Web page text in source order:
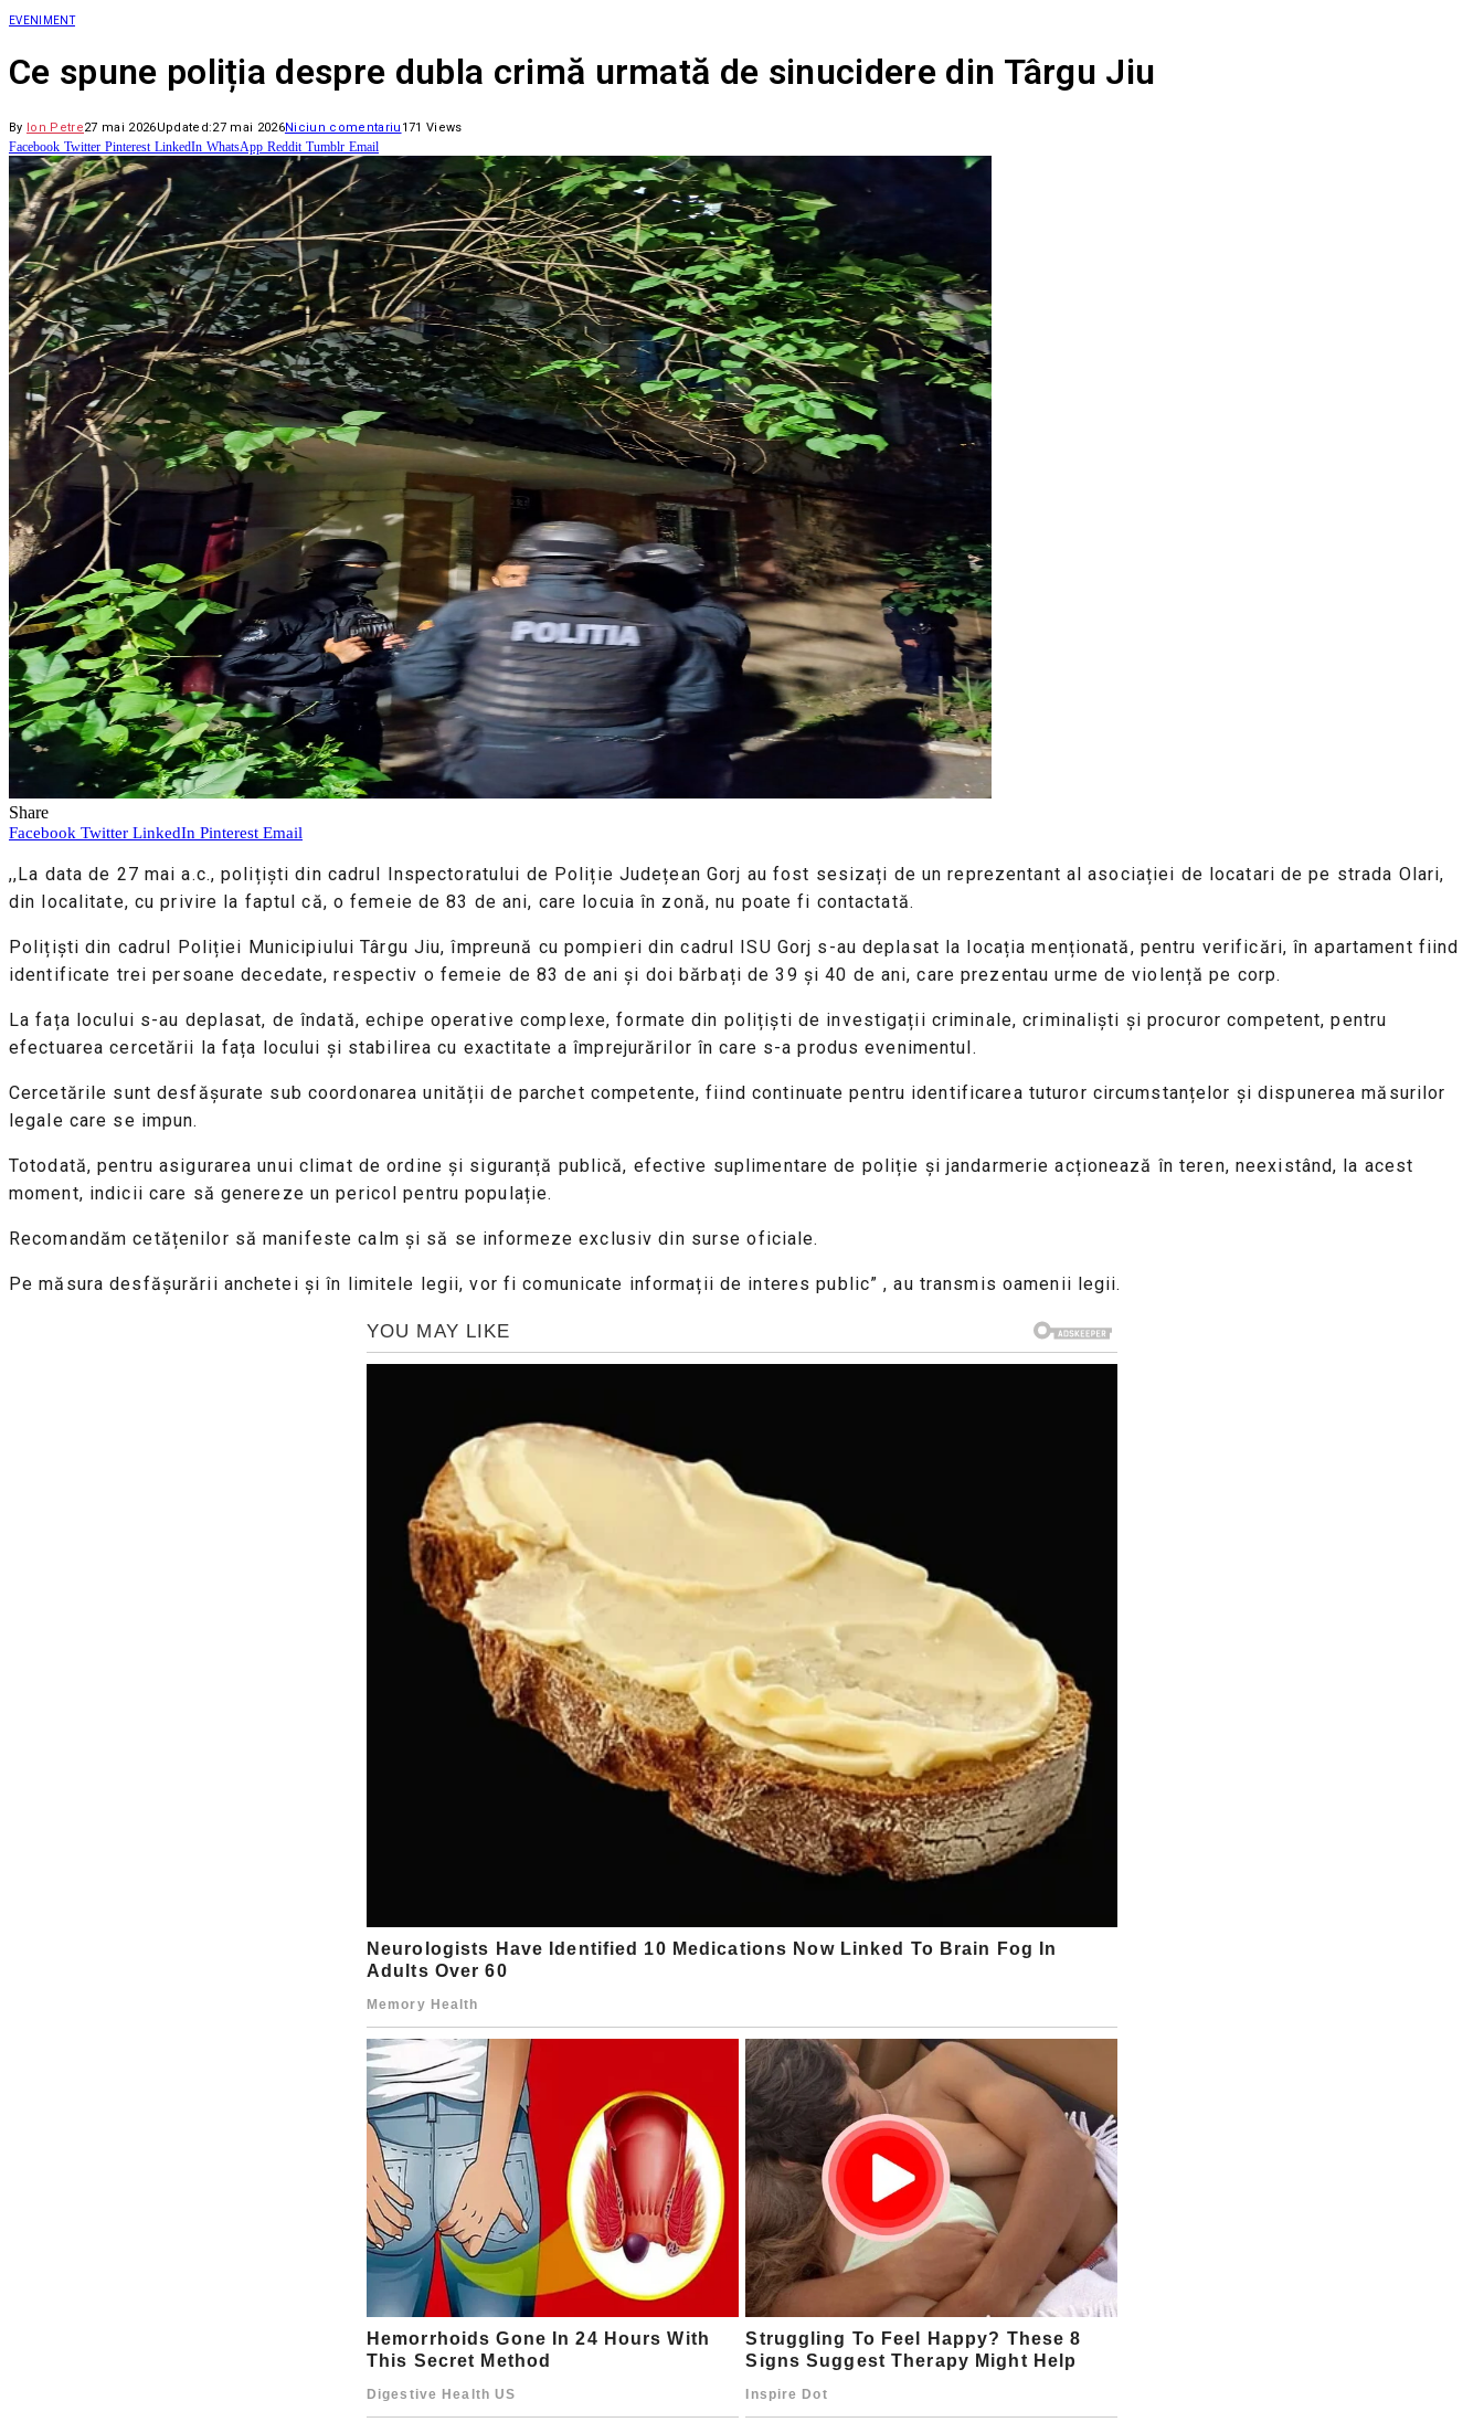
EVENIMENT
Ce spune poliția despre dubla crimă urmată de sinucidere din Târgu Jiu
By Ion Petre27 mai 2026Updated:27 mai 2026Niciun comentariu 171 Views
Facebook Twitter Pinterest LinkedIn WhatsApp Reddit Tumblr Email
Share
Facebook Twitter LinkedIn Pinterest Email
,,La data de 27 mai a.c., polițiști din cadrul Inspectoratului de Poliție Județean Gorj au fost sesizați de un reprezentant al asociației de locatari de pe strada Olari,
din localitate, cu privire la faptul că, o femeie de 83 de ani, care locuia în zonă, nu poate fi contactată.
Polițiști din cadrul Poliției Municipiului Târgu Jiu, împreună cu pompieri din cadrul ISU Gorj s-au deplasat la locația menționată, pentru verificări, în apartament fiind
identificate trei persoane decedate, respectiv o femeie de 83 de ani și doi bărbați de 39 și 40 de ani, care prezentau urme de violență pe corp.
La fața locului s-au deplasat, de îndată, echipe operative complexe, formate din polițiști de investigații criminale, criminaliști și procuror competent, pentru
efectuarea cercetării la fața locului și stabilirea cu exactitate a împrejurărilor în care s-a produs evenimentul.
Cercetările sunt desfășurate sub coordonarea unității de parchet competente, fiind continuate pentru identificarea tuturor circumstanțelor și dispunerea măsurilor
legale care se impun.
Totodată, pentru asigurarea unui climat de ordine și siguranță publică, efective suplimentare de poliție și jandarmerie acționează în teren, neexistând, la acest
moment, indicii care să genereze un pericol pentru populație.
Recomandăm cetățenilor să manifeste calm și să se informeze exclusiv din surse oficiale.
Pe măsura desfășurării anchetei și în limitele legii, vor fi comunicate informații de interes public” , au transmis oamenii legii.